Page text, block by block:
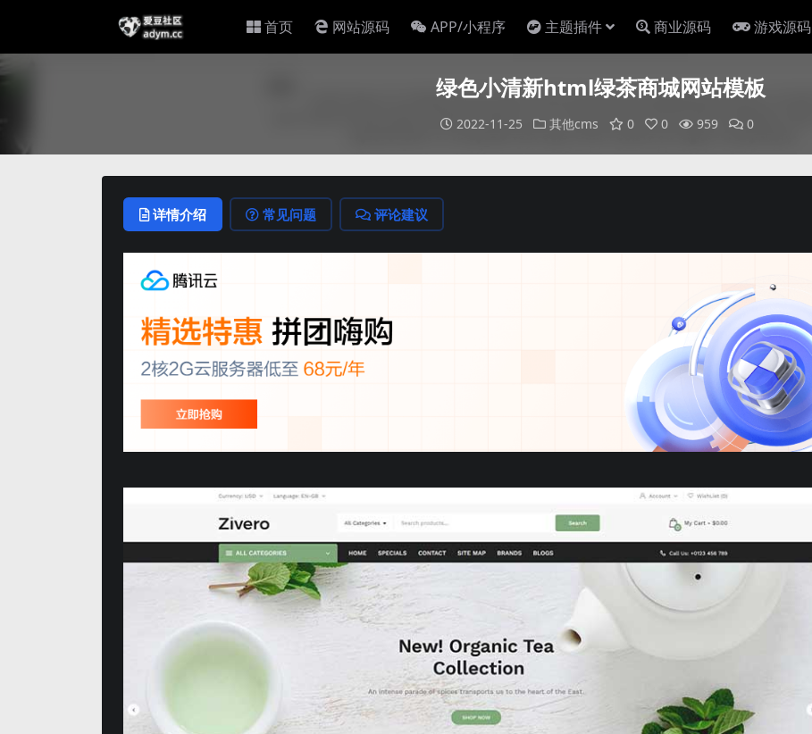
首页 网站源码 APP/小程序 主题插件 商业源码 游戏源码
绿色小清新html绿茶商城网站模板
2022-11-25 其他cms 0 0 959 0
详情介绍 常见问题 评论建议